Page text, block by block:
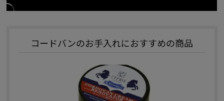
コードバンのお手入れにおすすめの商品